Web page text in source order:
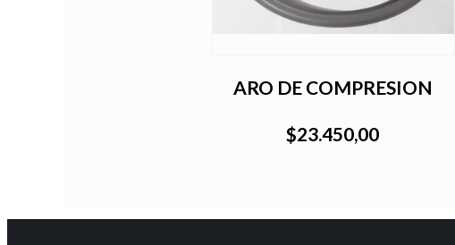
ARO DE COMPRESION
$23.450,00